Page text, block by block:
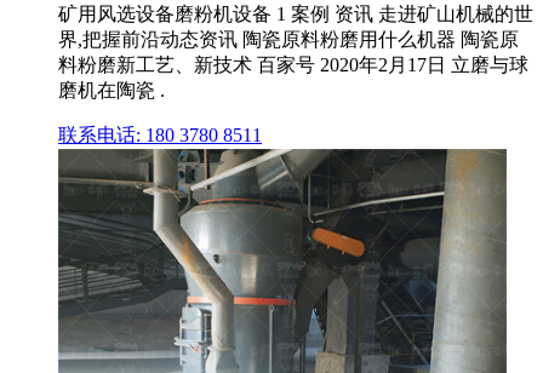
矿用风选设备磨粉机设备 1 案例 资讯 走进矿山机械的世
界,把握前沿动态资讯 陶瓷原料粉磨用什么机器 陶瓷原
料粉磨新工艺、新技术 百家号 2020年2月17日 立磨与球
磨机在陶瓷 .
联系电话: 180 3780 8511